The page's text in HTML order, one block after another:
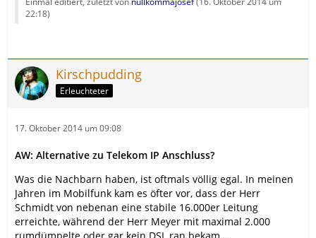
22:18)
Kirschpudding
Erleuchteter
17. Oktober 2014 um 09:08
AW: Alternative zu Telekom IP Anschluss?
Was die Nachbarn haben, ist oftmals völlig egal. In meinen
Jahren im Mobilfunk kam es öfter vor, dass der Herr
Schmidt von nebenan eine stabile 16.000er Leitung
erreichte, während der Herr Meyer mit maximal 2.000